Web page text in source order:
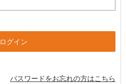
パスワードをお忘れの方はこちら